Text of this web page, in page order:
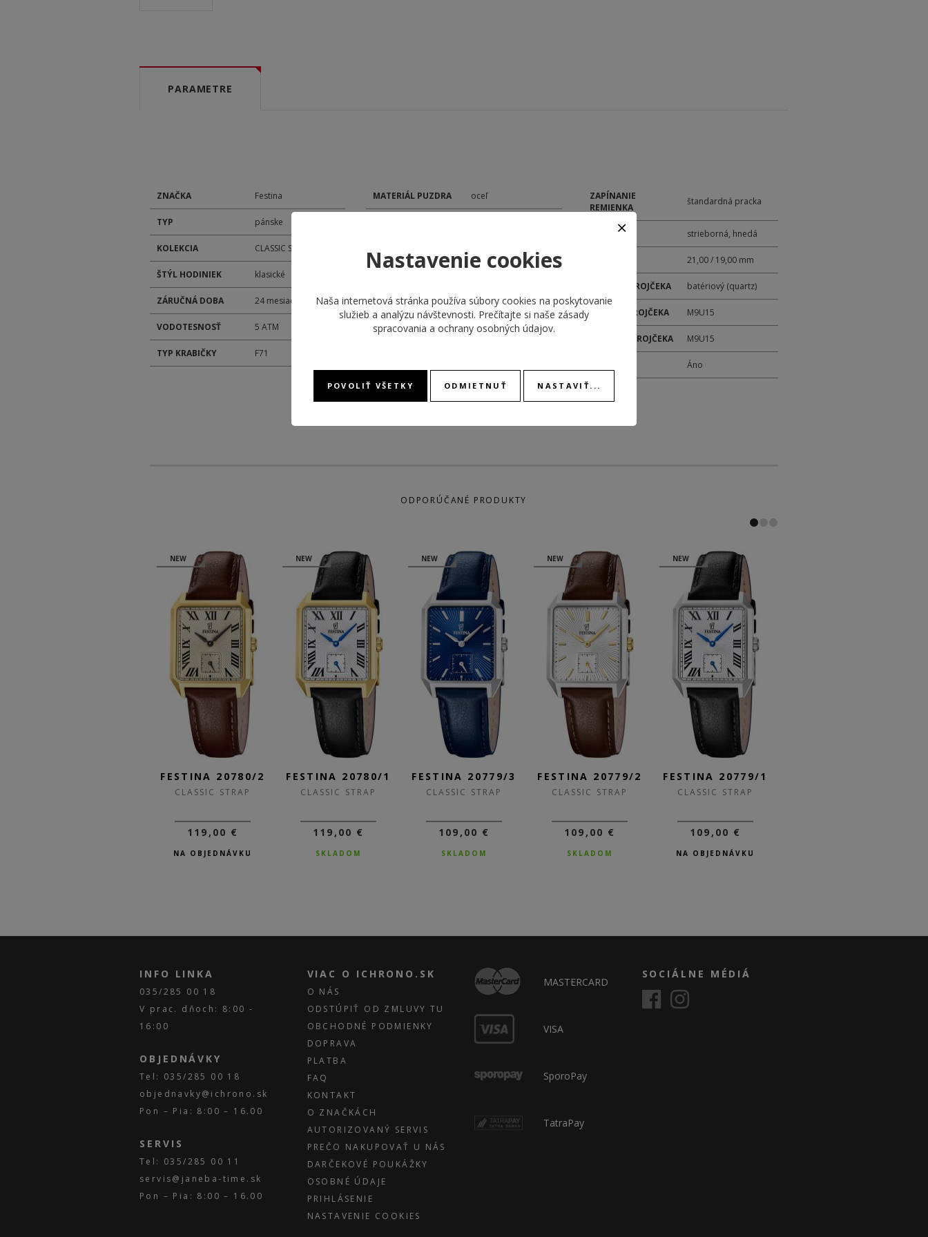
PARAMETRE
ZNAČKA Festina
TYP pánske
KOLEKCIA CLASSIC STRAP
ŠTÝL HODINIEK klasické
ZÁRUČNÁ DOBA 24 mesiacov
VODOTESNOSŤ 5 ATM
TYP KRABIČKY F71
MATERIÁL PUZDRA oceľ
ROZMER ČÍSELNÍKA 35 mm
ROZMER PUZDRA 40 mm
ZAPÍNANIE
REMIENKA
štandardná pracka
strieborná, hnedá
21,00 / 19,00 mm
POHON STROJČEKA batériový (quartz)
MODEL STROJČEKA M9U15
KALIBER STROJČEKA M9U15
Áno
ODPORÚČANÉ PRODUKTY
NEW
FESTINA 20780/2
CLASSIC STRAP
119,00 €
NA OBJEDNÁVKU
NEW
FESTINA 20780/1
CLASSIC STRAP
119,00 €
SKLADOM
NEW
FESTINA 20779/3
CLASSIC STRAP
109,00 €
SKLADOM
NEW
FESTINA 20779/2
CLASSIC STRAP
109,00 €
SKLADOM
NEW
FESTINA 20779/1
CLASSIC STRAP
109,00 €
NA OBJEDNÁVKU
INFO LINKA
035/285 00 18
V prac. dňoch: 8:00 -
16:00
OBJEDNÁVKY
Tel: 035/285 00 18
objednavky@ichrono.sk
Pon – Pia: 8:00 – 16.00
SERVIS
Tel: 035/285 00 11
servis@janeba-time.sk
Pon – Pia: 8:00 – 16.00
VIAC O ICHRONO.SK
O NÁS
ODSTÚPIŤ OD ZMLUVY TU
OBCHODNÉ PODMIENKY
DOPRAVA
PLATBA
FAQ
KONTAKT
O ZNAČKÁCH
AUTORIZOVANÝ SERVIS
PREČO NAKUPOVAŤ U NÁS
DARČEKOVÉ POUKÁŽKY
OSOBNÉ ÚDAJE
PRIHLÁSENIE
NASTAVENIE COOKIES
MASTERCARD
VISA
SporoPay
TatraPay
SOCIÁLNE MÉDIÁ
Nastavenie cookies
Naša internetová stránka používa súbory cookies na poskytovanie
služieb a analýzu návštevnosti. Prečítajte si naše zásady
spracovania a ochrany osobných údajov.
POVOLIŤ VŠETKY ODMIETNUŤ NASTAVIŤ...